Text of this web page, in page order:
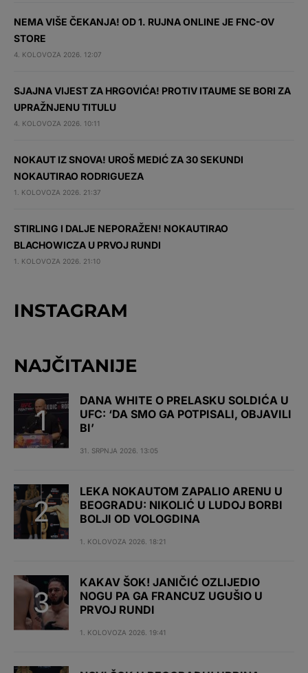
NEMA VIŠE ČEKANJA! OD 1. RUJNA ONLINE JE FNC-OV
STORE
4. KOLOVOZA 2026. 12:07
SJAJNA VIJEST ZA HRGOVIĆA! PROTIV ITAUME SE BORI ZA
UPRAŽNJENU TITULU
4. KOLOVOZA 2026. 10:11
NOKAUT IZ SNOVA! UROŠ MEDIĆ ZA 30 SEKUNDI
NOKAUTIRAO RODRIGUEZA
1. KOLOVOZA 2026. 21:37
STIRLING I DALJE NEPORAŽEN! NOKAUTIRAO
BLACHOWICZA U PRVOJ RUNDI
1. KOLOVOZA 2026. 21:10
INSTAGRAM
NAJČITANIJE
DANA WHITE O PRELASKU SOLDIĆA U
UFC: ‘DA SMO GA POTPISALI, OBJAVILI
BI’
31. SRPNJA 2026. 13:05
LEKA NOKAUTOM ZAPALIO ARENU U
BEOGRADU: NIKOLIĆ U LUDOJ BORBI
BOLJI OD VOLOGDINA
1. KOLOVOZA 2026. 18:21
KAKAV ŠOK! JANIČIĆ OZLIJEDIO
NOGU PA GA FRANCUZ UGUŠIO U
PRVOJ RUNDI
1. KOLOVOZA 2026. 19:41